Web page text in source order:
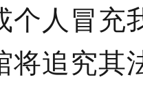
个人冒充
将追究其